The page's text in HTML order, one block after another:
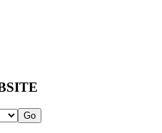
cụ văn phòng phẩm năm 2024